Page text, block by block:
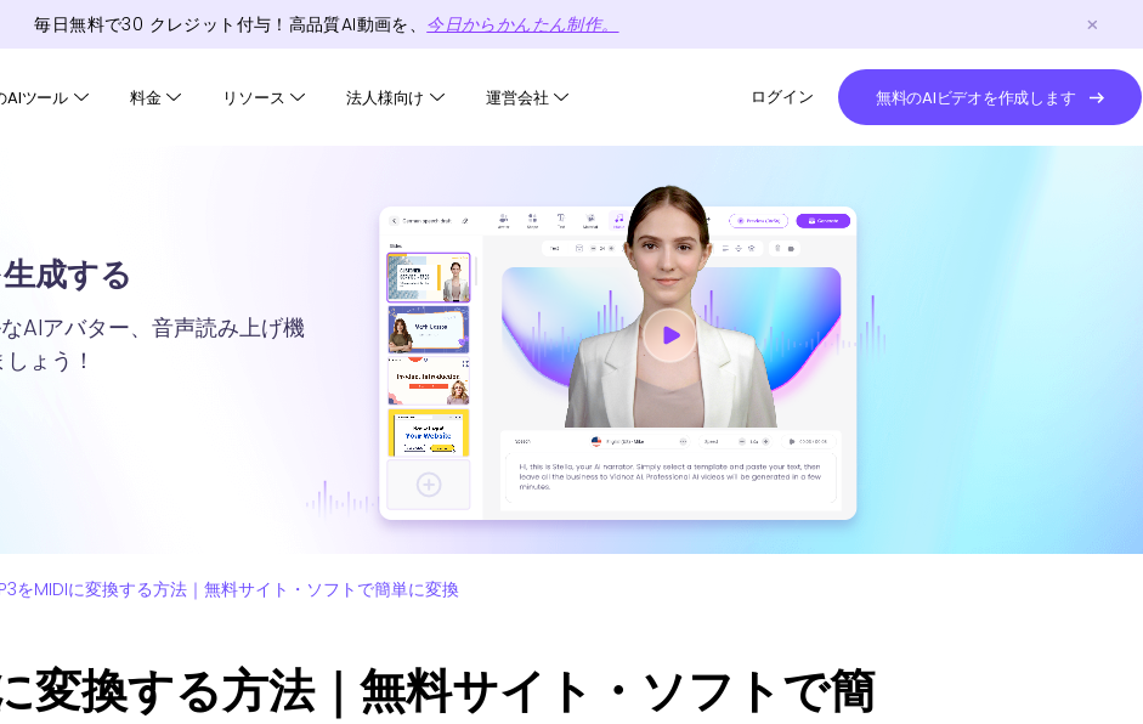
毎日無料で30 クレジット 付与！高品質AI動画を、 今日からかんたん制作。
AIツール 料金 リソース 法人様向け 運営会社 ログイン 無料のAIビデオを作成します
成する
AIアバター、音声読み上げ機
ょう！
をMIDIに変換する方法｜無料サイト・ソフトで簡単に変換
変換する方法｜無料サイト・ソフトで簡